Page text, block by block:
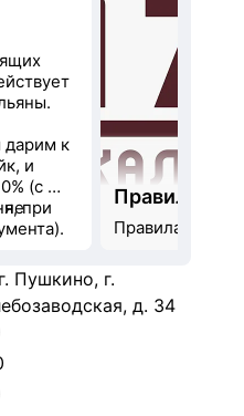
к
и
(с
при
не
Правила
Правила
Пушкино, г.
д. 34